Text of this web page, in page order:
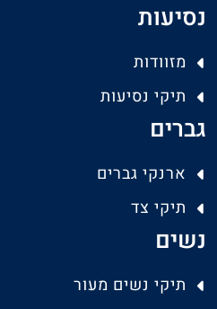
נסיעות
מזוודות
תיקי נסיעות
גברים
ארנקי גברים
תיקי צד
נשים
תיקי נשים מעור